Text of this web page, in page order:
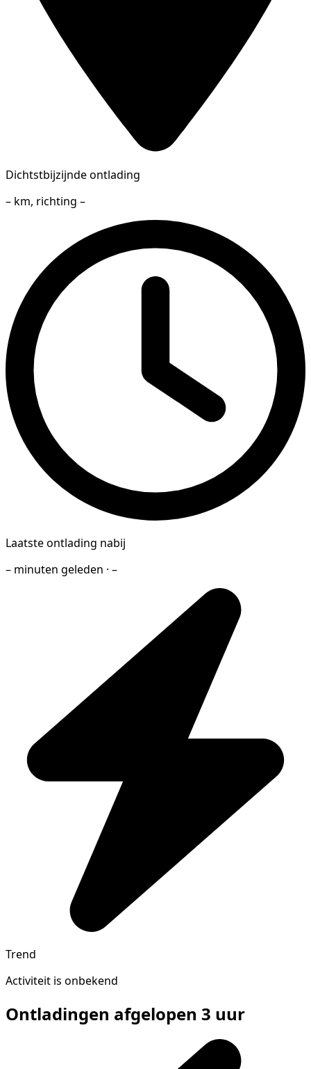
Dichtstbijzijnde ontlading
– km, richting –
Laatste ontlading nabij
– minuten geleden · –
Trend
Activiteit is onbekend
Ontladingen afgelopen 3 uur